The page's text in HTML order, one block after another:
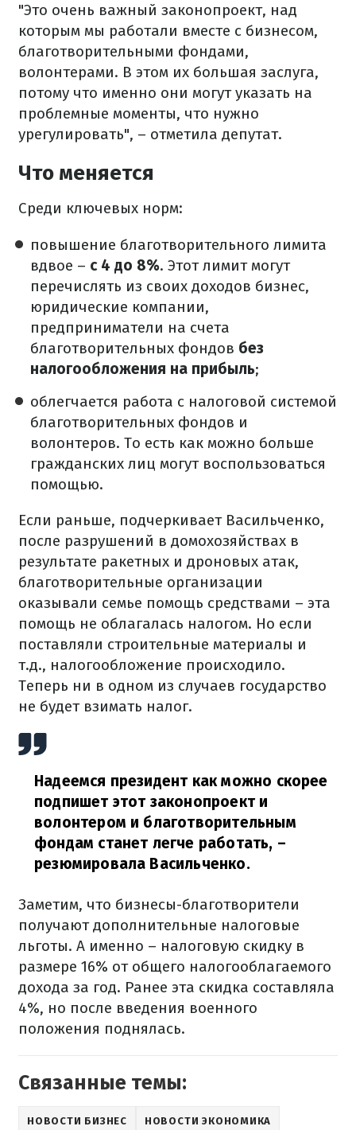
"Это очень важный законопроект, над
которым мы работали вместе с бизнесом,
благотворительными фондами,
волонтерами. В этом их большая заслуга,
потому что именно они могут указать на
проблемные моменты, что нужно
урегулировать", – отметила депутат.
Что меняется
Среди ключевых норм:
повышение благотворительного лимита
вдвое – с 4 до 8%. Этот лимит могут
перечислять из своих доходов бизнес,
юридические компании,
предприниматели на счета
благотворительных фондов без
налогообложения на прибыль;
облегчается работа с налоговой системой
благотворительных фондов и
волонтеров. То есть как можно больше
гражданских лиц могут воспользоваться
помощью.
Если раньше, подчеркивает Васильченко,
после разрушений в домохозяйствах в
результате ракетных и дроновых атак,
благотворительные организации
оказывали семье помощь средствами – эта
помощь не облагалась налогом. Но если
поставляли строительные материалы и
т.д., налогообложение происходило.
Теперь ни в одном из случаев государство
не будет взимать налог.
Надеемся президент как можно скорее
подпишет этот законопроект и
волонтером и благотворительным
фондам станет легче работать, –
резюмировала Васильченко.
Заметим, что бизнесы-благотворители
получают дополнительные налоговые
льготы. А именно – налоговую скидку в
размере 16% от общего налогооблагаемого
дохода за год. Ранее эта скидка составляла
4%, но после введения военного
положения поднялась.
Связанные темы:
НОВОСТИ БИЗНЕС НОВОСТИ ЭКОНОМИКА